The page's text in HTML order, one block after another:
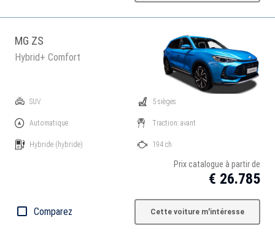
MG ZS
Hybrid+ Comfort
SUV
Automatique
Hybride (hybride)
5 sièges
Traction: avant
194 ch
Prix catalogue à partir de
€ 26.785
Comparez Cette voiture m'intéresse